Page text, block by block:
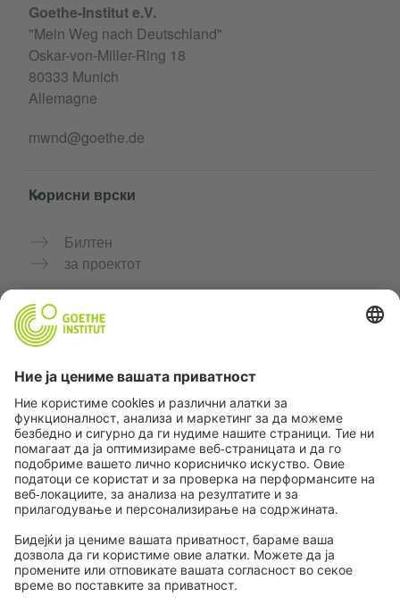
Goethe-Institut e.V.
"Mein Weg nach Deutschland"
Oskar-von-Miller-Ring 18
80333 Munich
Allemagne
mwnd@goethe.de
Корисни врски
Билтен
за проектот
Дополнителни веб-страници
Заедница „Германски јазик за тебе"
Вежбајте германски бесплатно
Курсеви по германски јазик на Goethe-Institut
Портал за наставници „Deutschstunde“
Приватност и пристапност
Поставки за приватност